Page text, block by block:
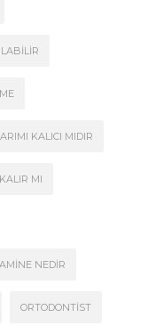
KALICI MIDIR
MI
NEDIR
ORTODONTIST